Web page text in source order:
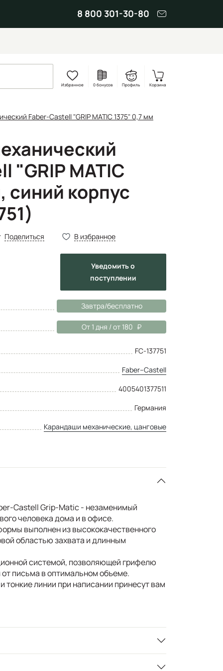
8 800 301-30-80
Избранное 0 бонусов Профиль Корзина
Faber-Castell "GRIP MATIC 1375" 0,7 мм
"GRIP MATIC
синий корпус
Поделиться В избранное
Уведомитьо
поступлении
Завтра/бесплатно
От 1 дня / от 180
FC-137751
Faber–Сastell
4005401377511
Германия
Карандаши механические, цанговые
Castell Grip-Matic - незаменимый
человека дома и в офисе.
выполнен из высококачественного
областью захвата и длинным
системой, позволяющей грифелю
письма в оптимальном объеме.
тонкие линии при написании принесут вам